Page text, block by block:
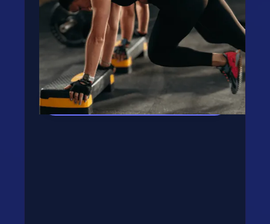
Kalória és tápanyag terv, több száz recept,
edzés vár rád appunkban - kattints a
gombra, rakjuk össze tervedet!
Kipróbálom az appot! →